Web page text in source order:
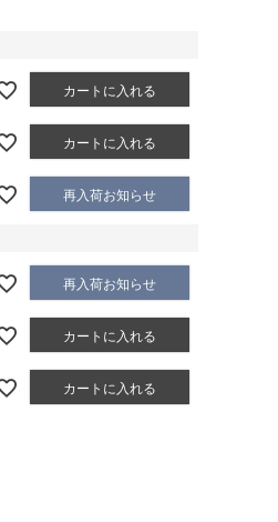
カートに入れる
カートに入れる
再入荷お知らせ
再入荷お知らせ
カートに入れる
カートに入れる